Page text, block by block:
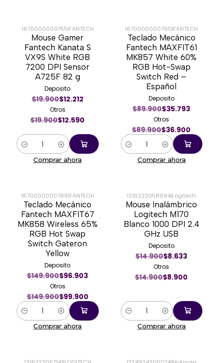
-37%
1670000000755|FANTECH
Mouse Gamer
Fantech Kanata S
VX9S White RGB
7200 DPI Sensor
A725F 82 g
Deposito
$19.900$12.212
Otros
$19.900$12.590
Cantidad
Comprar ahora
-59%
1670000000790|FANTECH
Teclado Mecánico
Fantech MAXFIT61
MK857 White 60%
RGB Hot-Swap
Switch Red –
Español
Deposito
$89.900$35.793
Otros
$89.900$36.900
Cantidad
Comprar ahora
-33%
1670000000788|FANTECH
Teclado Mecánico
Fantech MAXFIT67
MK858 Wireless 65%
RGB Hot Swap
Switch Gateron
Yellow
Deposito
$149.900$96.903
Otros
$149.900$99.900
Cantidad
Comprar ahora
-40%
1316222058994|Logitech
Mouse Inalámbrico
Logitech M170
Blanco 1000 DPI 2.4
GHz USB
Deposito
$14.900$8.633
Otros
$14.900$8.900
Cantidad
Comprar ahora